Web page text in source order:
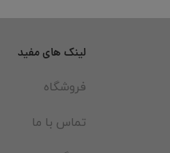
لینک های مفید
فروشگاه
تماس با ما